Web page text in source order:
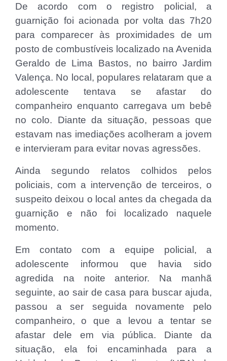
De acordo com o registro policial, a
guarnição foi acionada por volta das 7h20
para comparecer às proximidades de um
posto de combustíveis localizado na Avenida
Geraldo de Lima Bastos, no bairro Jardim
Valença. No local, populares relataram que a
adolescente tentava se afastar do
companheiro enquanto carregava um bebê
no colo. Diante da situação, pessoas que
estavam nas imediações acolheram a jovem
e intervieram para evitar novas agressões.
Ainda segundo relatos colhidos pelos
policiais, com a intervenção de terceiros, o
suspeito deixou o local antes da chegada da
guarnição e não foi localizado naquele
momento.
Em contato com a equipe policial, a
adolescente informou que havia sido
agredida na noite anterior. Na manhã
seguinte, ao sair de casa para buscar ajuda,
passou a ser seguida novamente pelo
companheiro, o que a levou a tentar se
afastar dele em via pública. Diante da
situação, ela foi encaminhada para a